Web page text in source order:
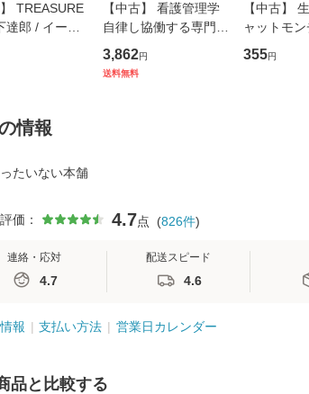
】 TREASURE
達郎 / イース
ト・ジャパン
メール便送料無
【中古】 看護管理学
自律し協働する専門職
の看護マネジメントス
キル 改訂第3版 (看護
3,862円
送料無料
【中古】
ャットモン
ーンレコー
【メール
355円
情報
たいない本舗
価： 4.7点 (826件)
連絡・応対
4.7
配送スピード
4.6
報 支払い方法 営業日カレンダー
品と比較する